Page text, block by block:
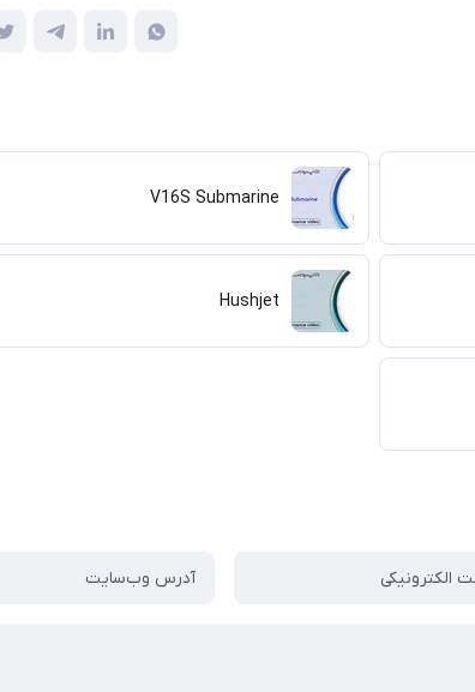
V16S Submarine
Hushjet